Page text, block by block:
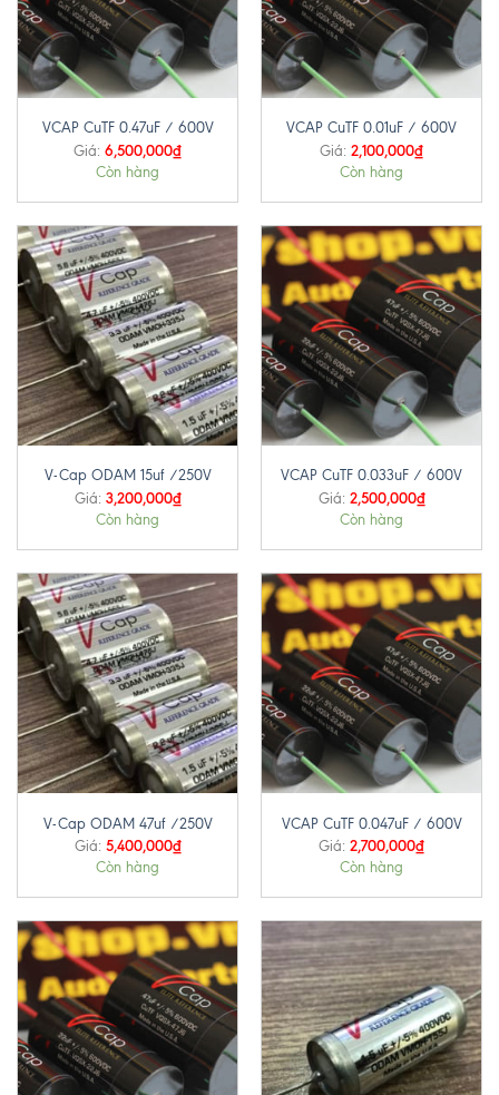
VCAP CuTF 0.47uF / 600V
Giá: 6,500,000₫
Còn hàng
VCAP CuTF 0.01uF / 600V
Giá: 2,100,000₫
Còn hàng
V-Cap ODAM 15uf /250V
Giá: 3,200,000₫
Còn hàng
VCAP CuTF 0.033uF / 600V
Giá: 2,500,000₫
Còn hàng
V-Cap ODAM 47uf /250V
Giá: 5,400,000₫
Còn hàng
VCAP CuTF 0.047uF / 600V
Giá: 2,700,000₫
Còn hàng